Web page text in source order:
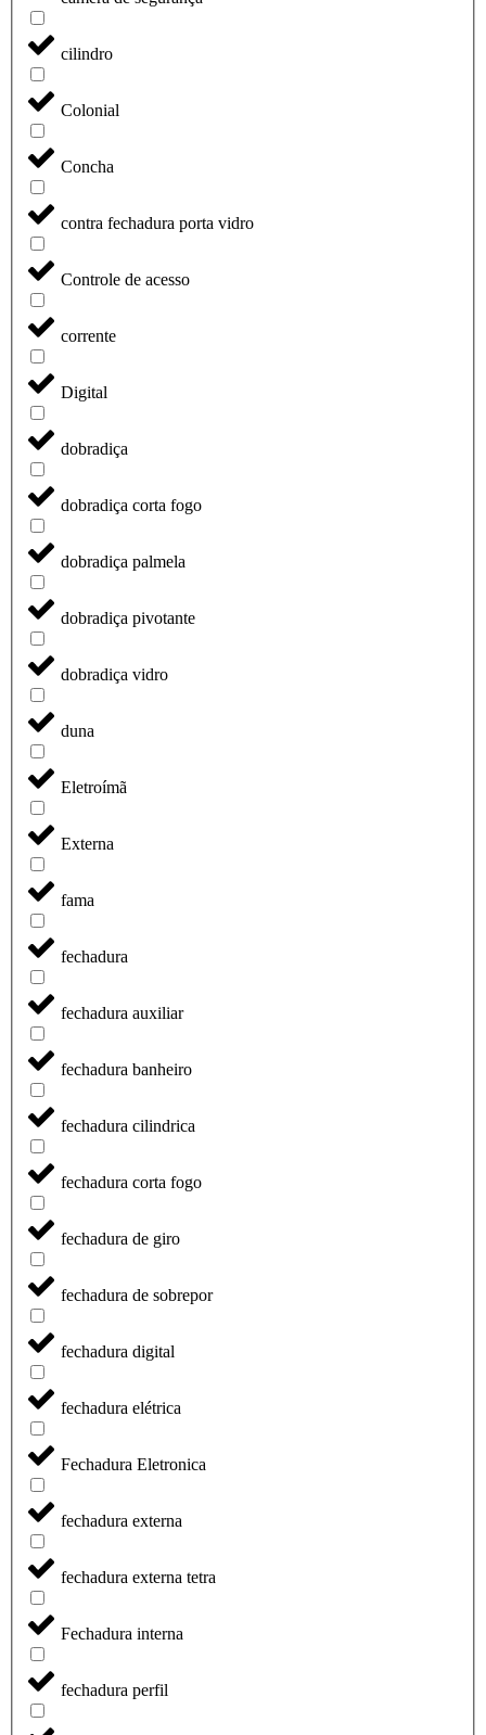
cilindro
Colonial
Concha
contra fechadura porta vidro
Controle de acesso
corrente
Digital
dobradiça
dobradiça corta fogo
dobradiça palmela
dobradiça pivotante
dobradiça vidro
duna
Eletroímã
Externa
fama
fechadura
fechadura auxiliar
fechadura banheiro
fechadura cilindrica
fechadura corta fogo
fechadura de giro
fechadura de sobrepor
fechadura digital
fechadura elétrica
Fechadura Eletronica
fechadura externa
fechadura externa tetra
Fechadura interna
fechadura perfil